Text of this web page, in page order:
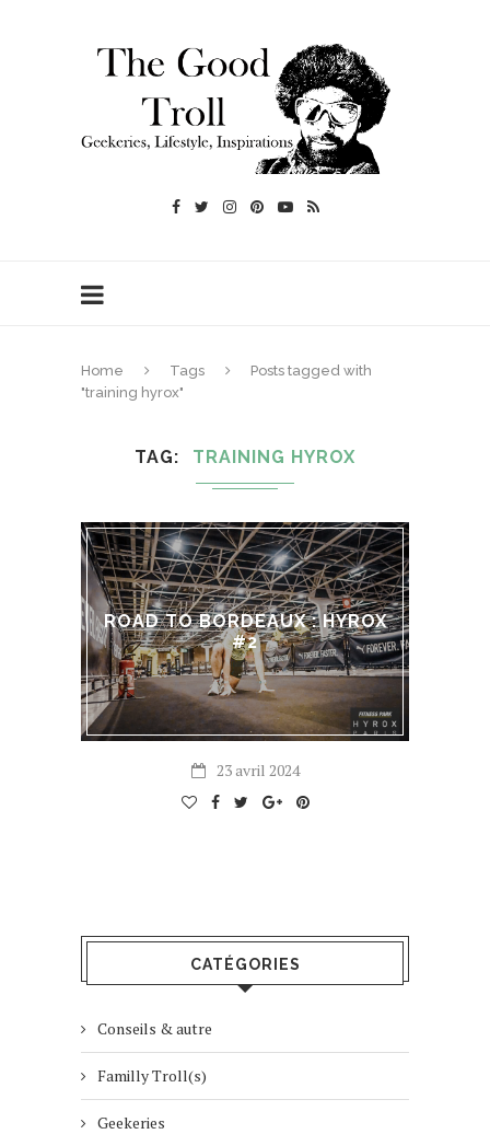
Home Tags
Posts tagged with
"training hyrox"
TAG TRAINING HYROX
ROAD TO BORDEAUX : HYROX
#2
23 avril 2024
CATÉGORIES
Conseils & autre
Familly Troll(s)
Geekeries